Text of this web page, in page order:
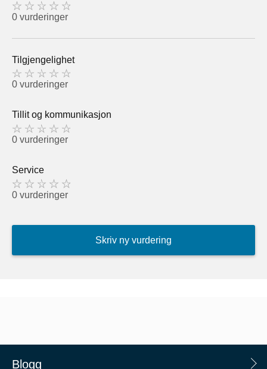
0 vurderinger
Tilgjengelighet
0 vurderinger
Tillit og kommunikasjon
0 vurderinger
Service
0 vurderinger
Skriv ny vurdering
Blogg